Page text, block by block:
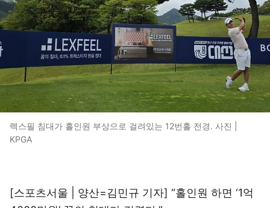
렉스필 침대가 홀인원 부상으로 걸려있는 12번홀 전경. 사진 |
KPGA
[스포츠서울 | 양산=김민규 기자] “홀인원 하면 ‘1억